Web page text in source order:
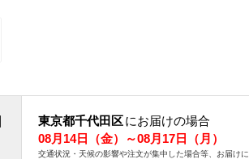
東京都千代田区にお届けの場合
08月14日（金）～08月17日（月）
交通状況・天候の影響や注文が集中した場合等、お届け